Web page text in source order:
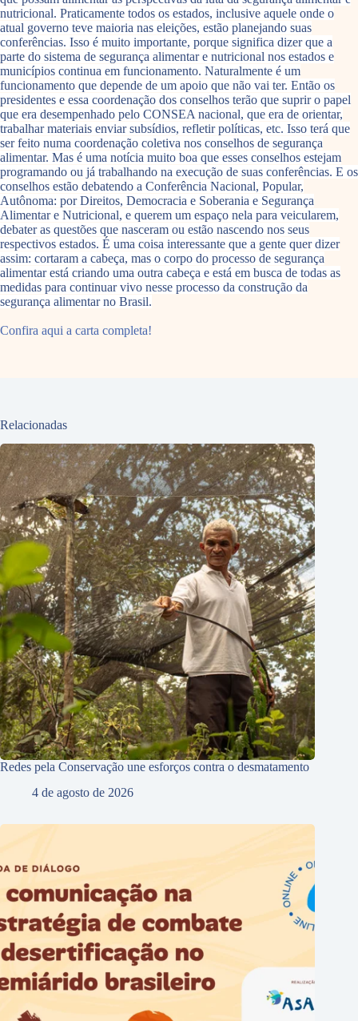
nutricional. Praticamente todos os estados, inclusive aquele onde o
atual governo teve maioria nas eleições, estão planejando suas
conferências. Isso é muito importante, porque significa dizer que a
parte do sistema de segurança alimentar e nutricional nos estados e
municípios continua em funcionamento. Naturalmente é um
funcionamento que depende de um apoio que não vai ter. Então os
presidentes e essa coordenação dos conselhos terão que suprir o papel
que era desempenhado pelo CONSEA nacional, que era de orientar,
trabalhar materiais enviar subsídios, refletir políticas, etc. Isso terá que
ser feito numa coordenação coletiva nos conselhos de segurança
alimentar. Mas é uma notícia muito boa que esses conselhos estejam
programando ou já trabalhando na execução de suas conferências. E os
conselhos estão debatendo a Conferência Nacional, Popular,
Autônoma: por Direitos, Democracia e Soberania e Segurança
Alimentar e Nutricional, e querem um espaço nela para veicularem,
debater as questões que nasceram ou estão nascendo nos seus
respectivos estados. É uma coisa interessante que a gente quer dizer
assim: cortaram a cabeça, mas o corpo do processo de segurança
alimentar está criando uma outra cabeça e está em busca de todas as
medidas para continuar vivo nesse processo da construção da
segurança alimentar no Brasil.
Confira aqui a carta completa!
Relacionadas
Redes pela Conservação une esforços contra o desmatamento
4 de agosto de 2026